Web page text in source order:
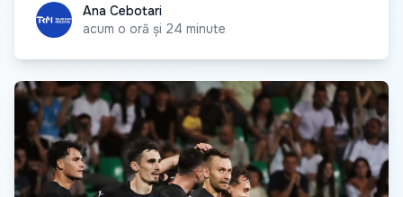
Ana CebotariAna Cebotari
acum o oră și 24 minute